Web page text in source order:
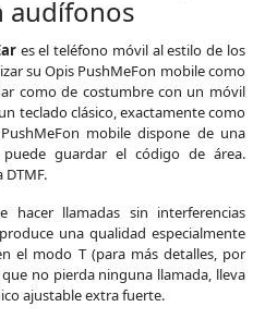
audífonos
es el teléfono móvil al estilo de los
su Opis PushMeFon mobile como
como de costumbre con un móvil
teclado clásico, exactamente como
mobile dispone de una
guardar el código de área.
hacer llamadas sin interferencias
una qualidad especialmente
el modo T (para más detalles, por
que no pierda ninguna llamada, lleva
ajustable extra fuerte.